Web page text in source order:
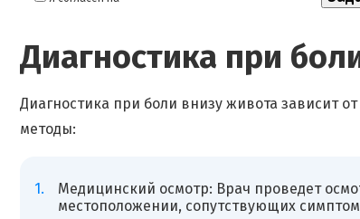
Диагностика при
Диагностика при боли внизу живота зависит
методы:
Медицинский осмотр: Врач проведет
местоположении, сопутствующих